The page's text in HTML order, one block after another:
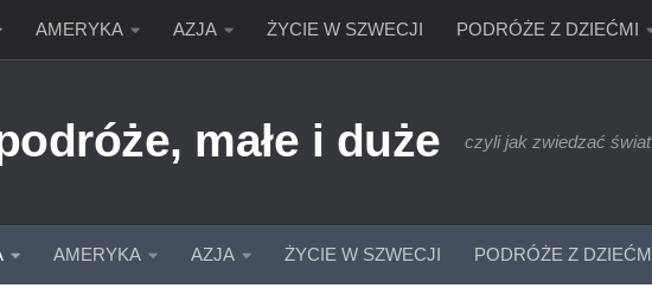
AMERYKA AZJA ŻYCIE W SZWECJI PODRÓŻE Z DZIEĆMI
małe i duże czyli jak zwiedzać
AMERYKA AZJA ŻYCIE W SZWECJI PODRÓŻE Z